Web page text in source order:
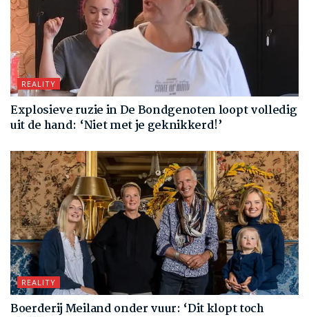
REALITY
Explosieve ruzie in De Bondgenoten loopt volledig
uit de hand: ‘Niet met je geknikkerd!’
REALITY
Boerderij Meiland onder vuur: ‘Dit klopt toch